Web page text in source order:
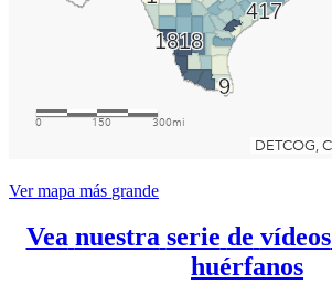
Ver mapa más grande
Vea nuestra serie de vídeos
huérfanos